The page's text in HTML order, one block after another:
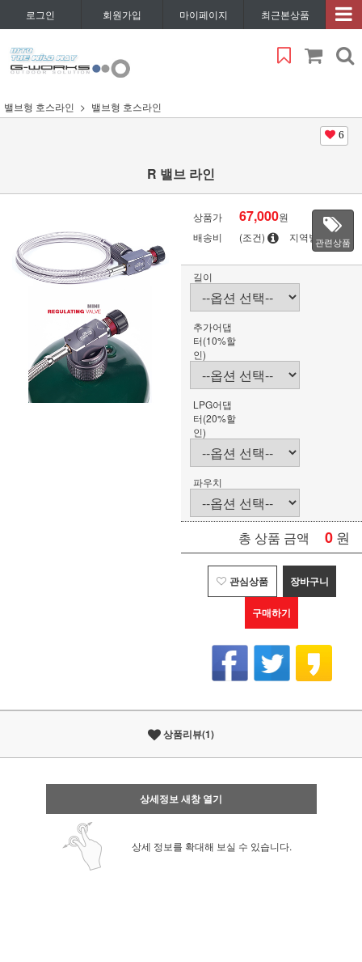
로그인 회원가입 마이페이지 최근본상품
밸브형 호스라인 밸브형 호스라인
6
R 밸브 라인
상품가 67,000원
배송비
(조건) 지역별관련상품
길이
추가어댑
터(10%할
인)
LPG어댑
터(20%할
인)
파우치
총 상품 금액 0 원
관심상품 장바구니
구매하기
상품리뷰(1)
상세정보 새창 열기
상세 정보를 확대해 보실 수 있습니다.